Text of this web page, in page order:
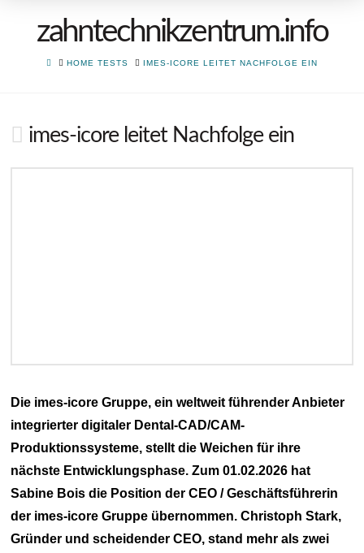
zahntechnikzentrum.info
HOMEHOME TESTS IMES-ICORE LEITET NACHFOLGE EIN
imes-icore leitet Nachfolge ein
Die imes-icore Gruppe, ein weltweit führender Anbieter
integrierter digitaler Dental-CAD/CAM-
Produktionssysteme, stellt die Weichen für ihre
nächste Entwicklungsphase. Zum 01.02.2026 hat
Sabine Bois die Position der CEO / Geschäftsführerin
der imes-icore Gruppe übernommen. Christoph Stark,
Gründer und scheidender CEO, stand mehr als zwei